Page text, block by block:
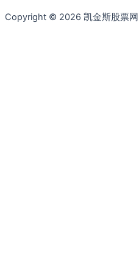
Copyright © 2026 凯金斯股票